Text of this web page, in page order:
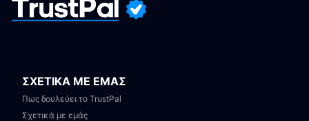
ΣΧΕΤΙΚΑ ΜΕ ΕΜΑΣ
Πως δουλεύει το TrustPal
Σχετικά με εμάς